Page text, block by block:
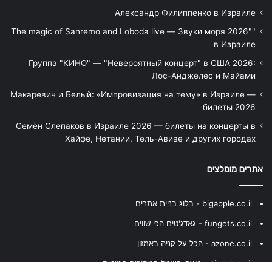
Александр Филиппенко в Израиле
"The magic of Sanremo and Loboda live — Звуки моря 2026"
в Израиле
Группа "КИНО" — "Невероятный концерт" в США 2026:
Лос-Анджелес и Майами
Макаревич и Белый: «Импровизация на тему» в Израиле —
билеты 2026
Семён Слепаков в Израиле 2026 — билеты на концерты в
Хайфе, Нетании, Тель-Авиве и других городах
אתרים מומלצים
bigapple.co.il - בלוג בניית אתרים
fungets.co.il - גאדג'טים הכי שווים
azone.co.il - הכל על קניה באמזון